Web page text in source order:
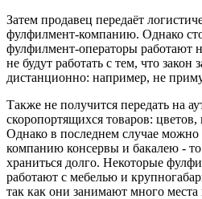
Затем продавец передаёт
фулфилмент-компанию. Однако
фулфилмент-операторы работают
не будут работать с тем, что закон
дистанционно: например, не
Также не получится передать на
скоропортящихся товаров:
Однако в последнем случае
компанию консервы и бакалею - то
храниться долго. Некоторые
работают с мебелью и
так как они занимают много места